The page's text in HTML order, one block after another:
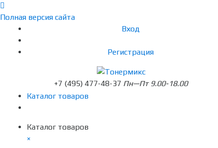
Полная версия сайта
Вход
Регистрация
+7 (495) 477-48-37 Пн—Пт 9.00-18.00
Каталог товаров
Каталог товаров
×